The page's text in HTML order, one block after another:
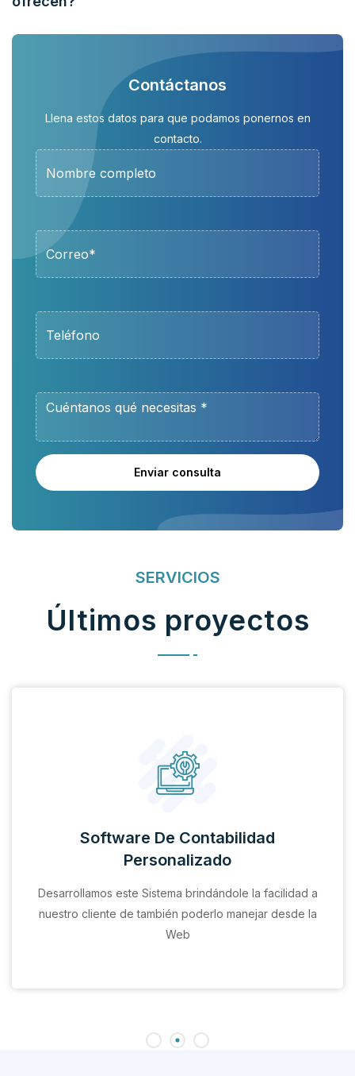
Contáctanos
Llena estos datos para que podamos ponernos en
contacto.
Enviar consulta
SERVICIOS
Últimos proyectos
Software De Contabilidad
Personalizado
Desarrollamos este Sistema brindándole la facilidad a
nuestro cliente de también poderlo manejar desde la
Web